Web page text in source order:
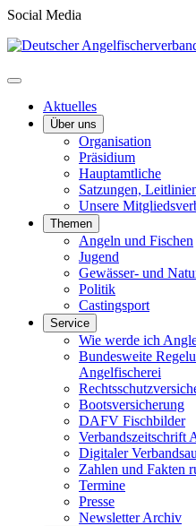
Social Media
Aktuelles
Über uns
Organisation
Präsidium
Hauptamtliche
Satzungen,
Unsere
Themen
Angeln und Fischen
Jugend
Gewässer- und
Politik
Castingsport
Service
Wie werde ich
Bundesweite
Angelfischerei
Bootsversicherung
DAFV Fischbilder
Verbandszeitschrift
Digitaler
Zahlen und Fakten
Termine
Presse
Newsletter Archiv